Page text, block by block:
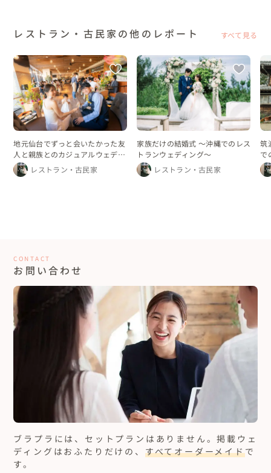
レストラン・古民家の他のレポート すべて見る
地元仙台でずっと会いたかった友
人と親族とのカジュアルウェディ
ング レストラン・古民家
家族だけの結婚式 〜沖縄でのレス
トランウェディング〜
レストラン・古民家
筑
で
CONTACT
お問い合わせ
ブラプラには、セットプランはありません。掲載ウェ
ディングはおふたりだけの、 すべてオーダーメイドで
す。